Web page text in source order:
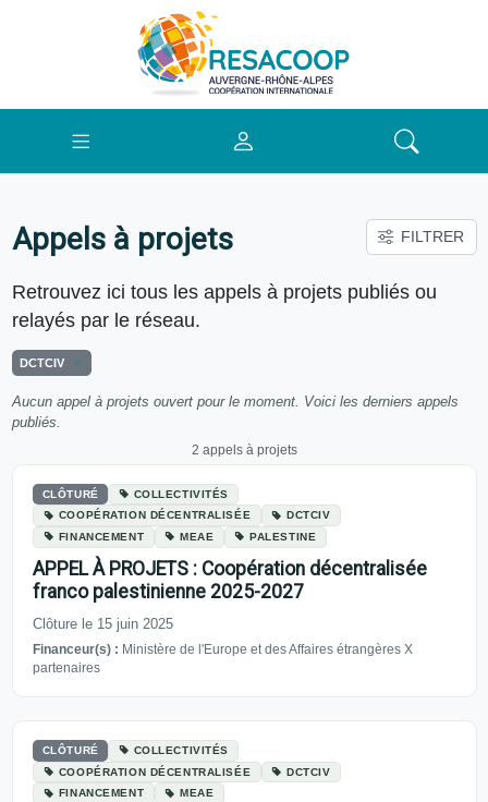
Appels à projets FILTRER
Retrouvez ici tous les appels à projets publiés ou
relayés par le réseau.
DCTCIV
Aucun appel à projets ouvert pour le moment. Voici les derniers appels
publiés.
2 appels à projets
CLÔTURÉ
COLLECTIVITÉS
COOPÉRATION DÉCENTRALISÉE
DCTCIV
FINANCEMENT
MEAE PALESTINE
APPEL À PROJETS : Coopération décentralisée
franco palestinienne 2025-2027
Clôture le 15 juin 2025
Financeur(s) : Ministère de l'Europe et des Affaires étrangères X
partenaires
CLÔTURÉ
COLLECTIVITÉS
COOPÉRATION DÉCENTRALISÉE
DCTCIV
FINANCEMENT
MEAE